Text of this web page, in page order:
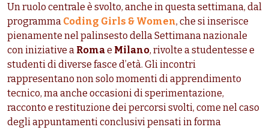
Un ruolo centrale è svolto, anche in questa settimana, dal
programma Coding Girls & Women, che si inserisce
pienamente nel palinsesto della Settimana nazionale
con iniziative a Romae Milano, rivolte a studentesse e
studenti di diverse fasce d’età. Gli incontri
rappresentano non solo momenti di apprendimento
tecnico, ma anche occasioni di sperimentazione,
racconto e restituzione dei percorsi svolti, come nel caso
degli appuntamenti conclusivi pensati in forma